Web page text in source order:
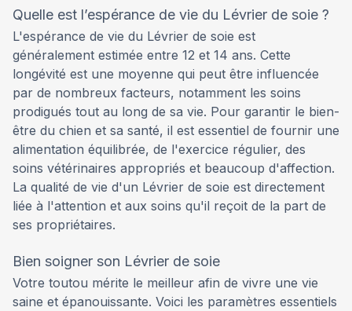
Quelle est l’espérance de vie du Lévrier de soie ?
L'espérance de vie du Lévrier de soie est
généralement estimée entre 12 et 14 ans. Cette
longévité est une moyenne qui peut être influencée
par de nombreux facteurs, notamment les soins
prodigués tout au long de sa vie. Pour garantir le bien-
être du chien et sa santé, il est essentiel de fournir une
alimentation équilibrée, de l'exercice régulier, des
soins vétérinaires appropriés et beaucoup d'affection.
La qualité de vie d'un Lévrier de soie est directement
liée à l'attention et aux soins qu'il reçoit de la part de
ses propriétaires.
Bien soigner son Lévrier de soie
Votre toutou mérite le meilleur afin de vivre une vie
saine et épanouissante. Voici les paramètres essentiels